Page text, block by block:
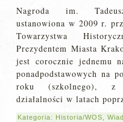
Nagroda im.
ustanowiona w 2009 r.
Towarzystwa
Prezydentem Miasta
jest corocznie jednemu
ponadpodstawowych na
roku (szkolnego), z
działalności w latach
Kategoria: Historia/WOS,